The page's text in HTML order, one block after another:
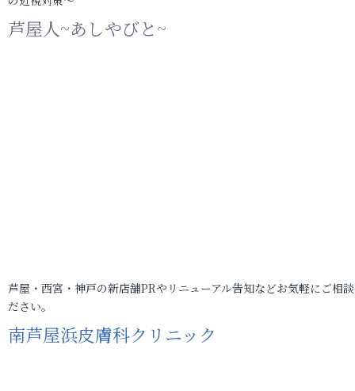
芦屋人~あしやびと~
芦屋・西宮・神戸の新店舗PRやリニューアル告知などお気軽にご相
ださい。
南芦屋浜皮膚科クリニック